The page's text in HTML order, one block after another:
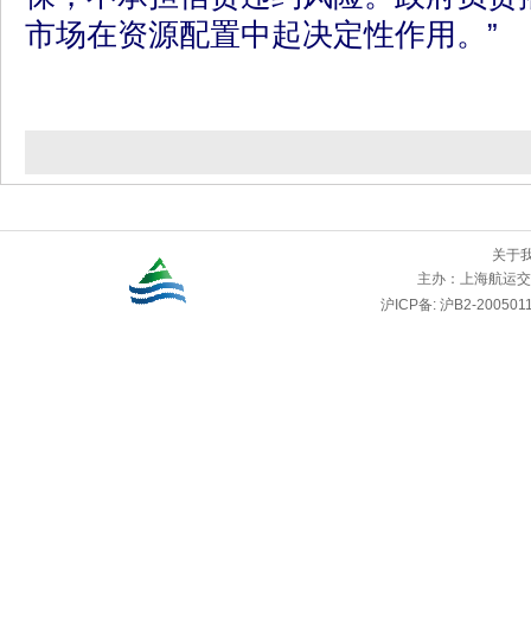
市场在资源配置中起决定性作用。”
关于
主办： 上海航运
沪ICP备: 沪B2-